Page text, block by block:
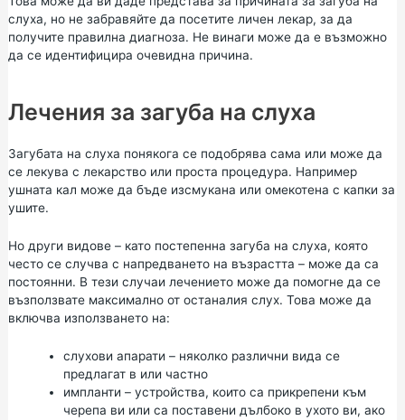
слуха, но не забравяйте да посетите личен лекар, за да
получите правилна диагноза. Не винаги може да е възможно
да се идентифицира очевидна причина.
Лечения за загуба на слуха
Загубата на слуха понякога се подобрява сама или може да
се лекува с лекарство или проста процедура. Например
ушната кал може да бъде изсмукана или омекотена с капки за
ушите.
Но други видове – като постепенна загуба на слуха, която
често се случва с напредването на възрастта – може да са
постоянни. В тези случаи лечението може да помогне да се
възползвате максимално от останалия слух. Това може да
включва използването на:
слухови апарати – няколко различни вида се
предлагат в или частно
импланти – устройства, които са прикрепени към
черепа ви или са поставени дълбоко в ухото ви, ако